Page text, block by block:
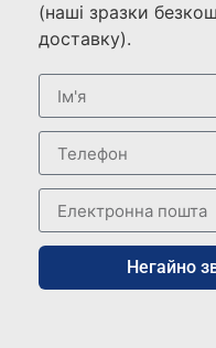
(наші зразки
доставку).
Негайно